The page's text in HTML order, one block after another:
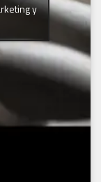
y